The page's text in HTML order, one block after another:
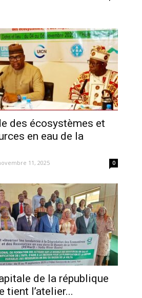
des écosystèmes et
en eau de la
11, 2025 0
de la république
tient l’atelier...